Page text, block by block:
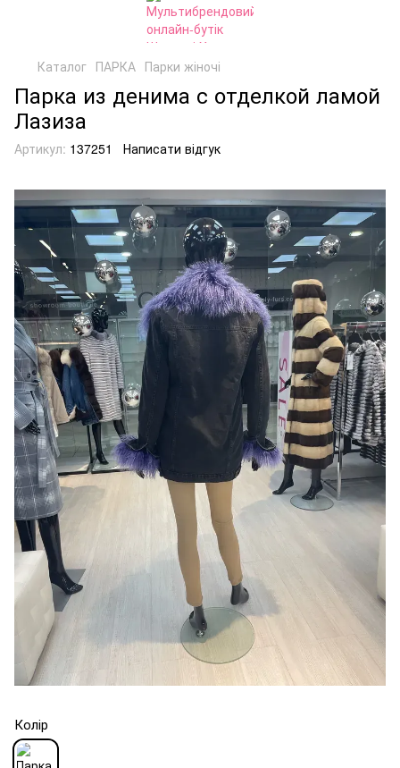
Каталог ПАРКА Парки жіночі
Парка из денима с отделкой ламой
Лазиза
Артикул: 137251 Написати відгук
Колір